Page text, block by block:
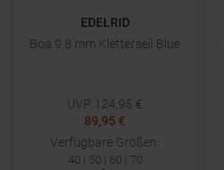
EDELRID
Boa 9.8 mm Kletterseil Blue
UVP 124,95 €
89,95 €
Verfügbare Größen:
40 | 50 | 60 | 70